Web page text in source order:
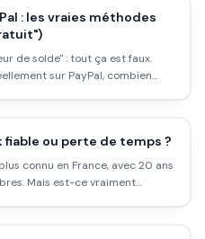
: les vraies méthodes
de solde" : tout ça est faux.
sur PayPal, combien
fiable ou perte de temps ?
connu en France, avec 20 ans
Mais est-ce vraiment